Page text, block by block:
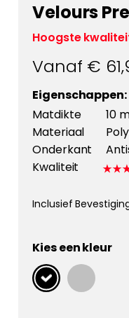
Velours
Hoogste
Vanaf €
Eigenschappen:
Matdikte
10
Materiaal
Onderkant
Kwaliteit
Inclusief
Kies een kleur